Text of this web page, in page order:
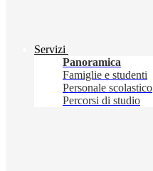
Servizi
Panoramica
Famiglie e studenti
Personale scolastico
Percorsi di studio